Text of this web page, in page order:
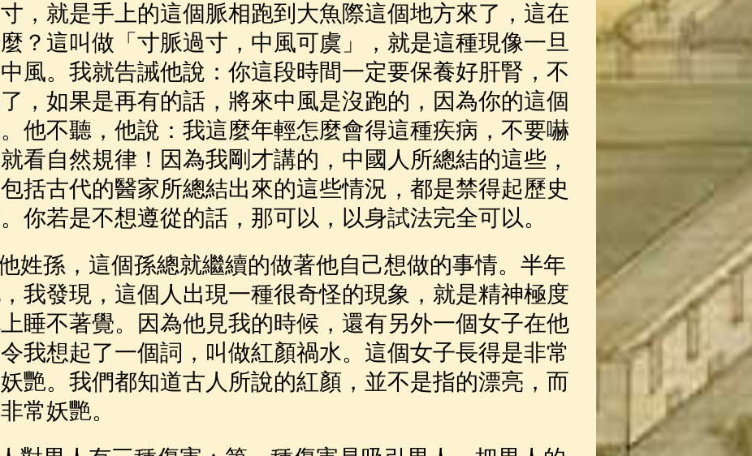
，就是手上的這個脈相跑到大魚際這個地方來了，這在
？這叫做「寸脈過寸，中風可虞」，就是這種現像一旦
風。我就告誡他說：你這段時間一定要保養好肝腎，不
，如果是再有的話，將來中風是沒跑的，因為你的這個
他不聽，他說：我這麼年輕怎麼會得這種疾病，不要嚇
看自然規律！因為我剛才講的，中國人所總結的這些，
括古代的醫家所總結出來的這些情況，都是禁得起歷史
你若是不想遵從的話，那可以，以身試法完全可以。
孫，這個孫總就繼續的做著他自己想做的事情。半年
我發現，這個人出現一種很奇怪的現象，就是精神極度
睡不著覺。因為他見我的時候，還有另外一個女子在他
我想起了一個詞，叫做紅顏禍水。這個女子長得是非常
艷。我們都知道古人所說的紅顏，並不是指的漂亮，而
常妖艷。